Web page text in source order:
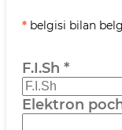
* belgisi bilan
F.I.Sh *
Elektron